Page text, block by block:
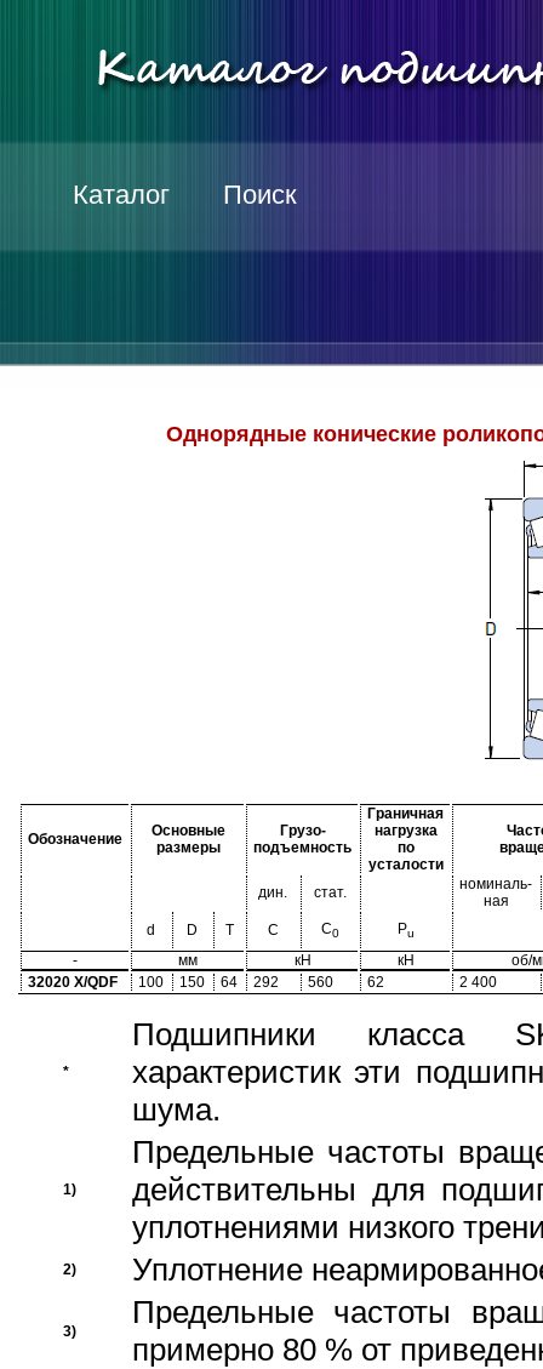
Каталог Поиск
Однорядные конические
Обозначение
Основные
размеры
Грузо-
подъемность
Граничная
нагрузка
по
усталости
дин. стат.
номиналь-
ная
d
D T C C0 Pu
- мм кН кН
об/
32020 X/QDF
100 150 64 292 560 62 2 400
*
Подшипники класса
характеристик эти
шума.
1)
Предельные частоты
действительны для
уплотнениями низкого
2) Уплотнение
3)
Предельные частоты
примерно 80 % от